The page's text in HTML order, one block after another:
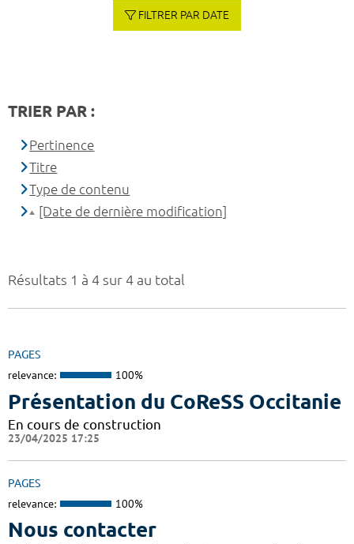
Résultats 1 à 4 sur 4 au total
PAGES
relevance: 100%
Présentation du CoReSS Occitanie
En cours de construction
23/04/2025 17:25
PAGES
relevance: 100%
Nous contacter
FILTRER PAR DATE
TRIER PAR :
Pertinence
Titre
Type de contenu
[Date de dernière modification]